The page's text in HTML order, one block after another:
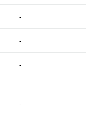
-
-
-
-